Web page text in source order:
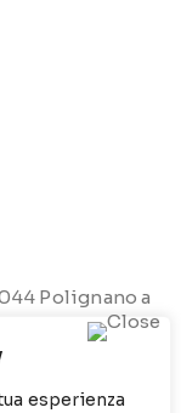
esperienza
Polignano a